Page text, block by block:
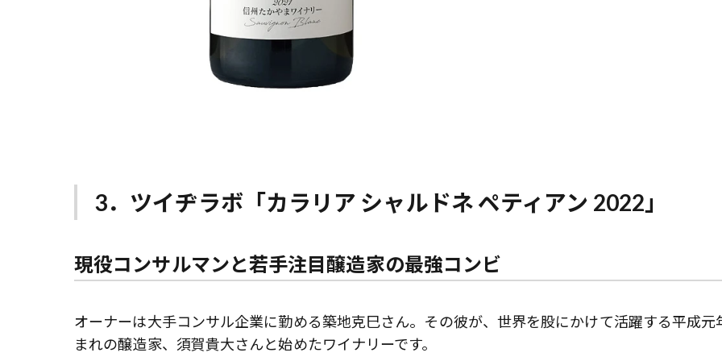
3．ツイヂラボ「カラリア シャルドネ ペティアン 2022」
現役コンサルマンと若手注目醸造家の最強コンビ
オーナーは大手コンサル企業に勤める築地克巳さん。その彼が、世界を股にかけて活躍する平成元
まれの醸造家、須賀貴大さんと始めたワイナリーです。